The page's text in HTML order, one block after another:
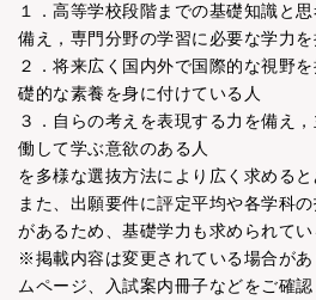
１．高等学校段階までの基礎知識と
備え，専門分野の学習に必要な学力を
２．将来広く国内外で国際的な視野
礎的な素養を身に付けている人
３．自らの考えを表現する力を備え
働して学ぶ意欲のある人
を多様な選抜方法により広く求めると
また、出願要件に評定平均や各学科
があるため、基礎学力も求められてい
※掲載内容は変更されている場合が
ムページ、入試案内冊子などをご確認